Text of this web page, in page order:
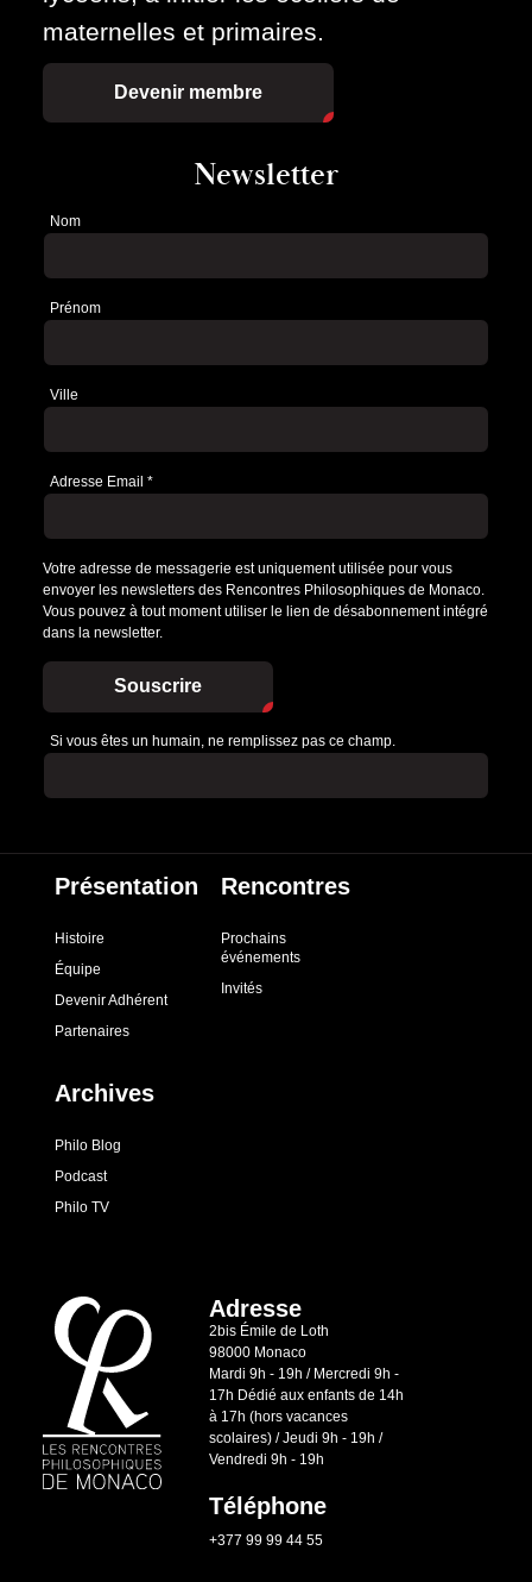
maternelles et primaires.
Devenir membre
Newsletter
Newsletter
Nom
Prénom
Ville
Adresse Email *
Votre adresse de messagerie est uniquement utilisée pour vous
envoyer les newsletters des Rencontres Philosophiques de Monaco.
Vous pouvez à tout moment utiliser le lien de désabonnement intégré
dans la newsletter.
Souscrire
Si vous êtes un humain, ne remplissez pas ce champ.
Présentation
Histoire
Équipe
Devenir Adhérent
Partenaires
Rencontres
Prochains
événements
Invités
Archives
Philo Blog
Podcast
Philo TV
Adresse
2bis Émile de Loth
98000 Monaco
Mardi 9h - 19h / Mercredi 9h -
17h Dédié aux enfants de 14h
à 17h (hors vacances
scolaires) / Jeudi 9h - 19h /
Vendredi 9h - 19h
Téléphone
+377 99 99 44 55